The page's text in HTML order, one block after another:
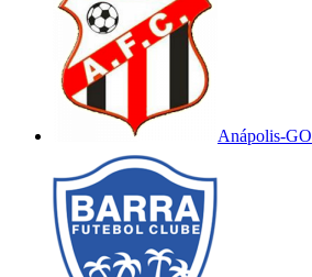
Anápolis-GO